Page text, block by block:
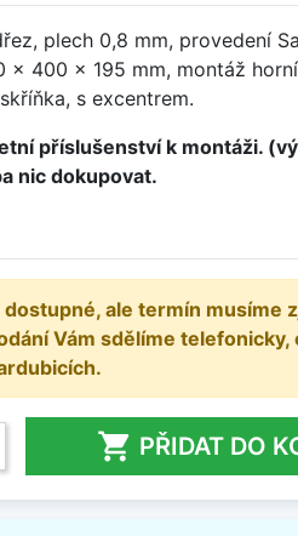
plech 0,8 mm, provedení
x 400 x 195 mm, montáž
s excentrem.
příslušenství k montáži.
nic dokupovat.
ale termín musíme
Vám sdělíme telefonicky,
 PŘIDAT DO